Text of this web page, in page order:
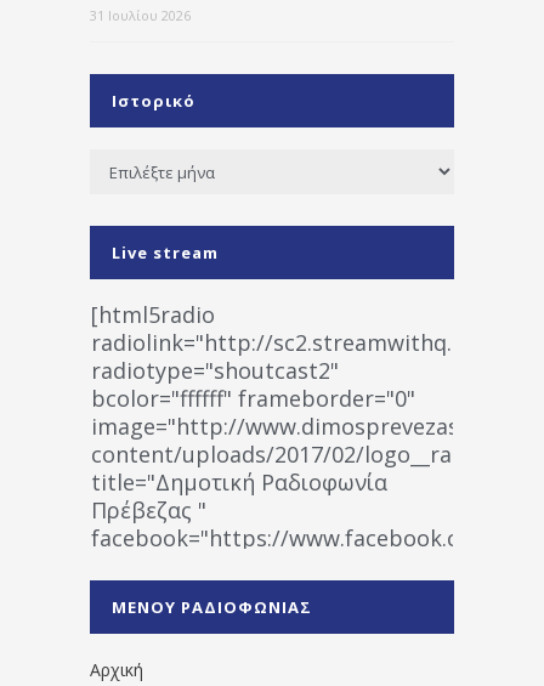
31 Ιουλίου 2026
Ιστορικό
Ιστορικό
Live stream
[html5radio
radiolink="http://
radiotype="shoutcast2"
bcolor="ffffff" frameborder="0"
image="http://www.dimosprevezas.gr/wp-
content/uploads/2017/02/
title="Δημοτική Ραδιοφωνία
Πρέβεζας "
facebook="https://www.facebook.com/
1531194763766854/" artist="" ]
ΜΕΝΟΥ ΡΑΔΙΟΦΩΝΙΑΣ
Αρχική